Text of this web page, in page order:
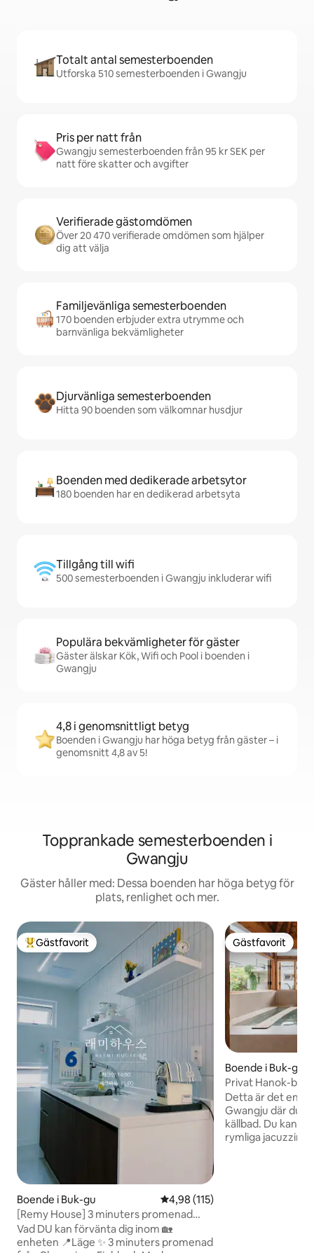
Totalt antal semesterboenden
Utforska 510 semesterboenden i Gwangju
Pris per natt från
Gwangju semesterboenden från 95 kr SEK per
natt före skatter och avgifter
Verifierade gästomdömen
Över 20 470 verifierade omdömen som hjälper
dig att välja
Familjevänliga semesterboenden
170 boenden erbjuder extra utrymme och
barnvänliga bekvämligheter
Djurvänliga semesterboenden
Hitta 90 boenden som välkomnar husdjur
Boenden med dedikerade arbetsytor
180 boenden har en dedikerad arbetsyta
Tillgång till wifi
500 semesterboenden i Gwangju inkluderar wifi
Populära bekvämligheter för gäster
Gäster älskar Kök, Wifi och Pool i boenden i
Gwangju
4,8 i genomsnittligt betyg
Boenden i Gwangju har höga betyg från gäster – i
genomsnitt 4,8 av 5!
Topprankade semesterboenden i
Gwangju
Gäster håller med: Dessa boenden har höga betyg för
plats, renlighet och mer.
Populär gästfavorit
Gästfavorit
Boende i Buk-gu 4,98 av 5 i genomsnittligt
4,98 (115)
[Remy House] 3 minuters promenad
från Champions Field & 5 minuters
bilresa från huvudkontoret för Biennale,
Vad DU kan förvänta dig inom 🏡
enheten 📍Läge ✨️ 3 minuters promenad
Gästfavorit
Gästfavorit
Boende i Buk-gu
Privat Hanok-
staden
Detta är det
Gwangju där du
källbad. Du kan
rymliga jacuzzin